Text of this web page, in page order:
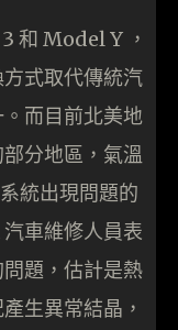
和 Model Y ，
式取代傳統汽
而目前北美地
分地區，氣溫
統出現問題的
車維修人員表
題，估計是熱
生異常結晶，